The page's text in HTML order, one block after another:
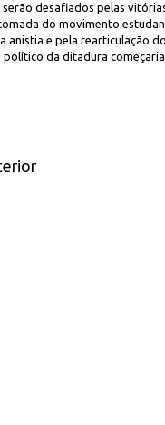
desafiados pelas
do movimento
anistia e pela rearticulação
da ditadura começaria